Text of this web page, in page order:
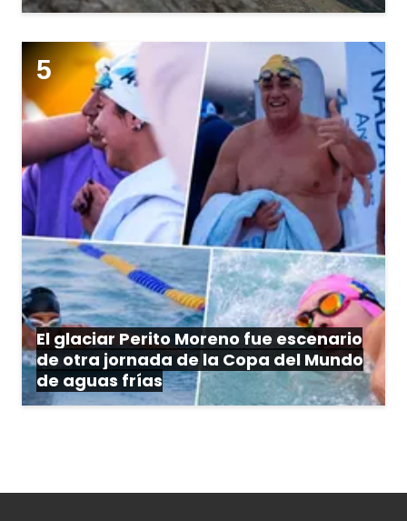
El glaciar Perito Moreno fue escenario
de otra jornada de la Copa del Mundo
de aguas frías